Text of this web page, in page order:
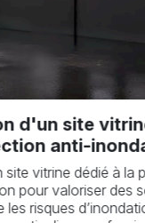
d'un site
anti-
site vitrine dédié à la
pour valoriser des
les risques